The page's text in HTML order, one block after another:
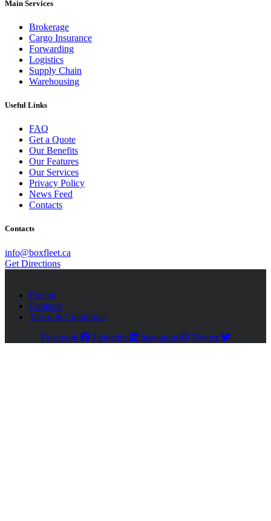
Main Services
Brokerage
Cargo Insurance
Forwarding
Logistics
Supply Chain
Warehousing
Useful Links
FAQ
Get a Quote
Our Benefits
Our Features
Our Services
Privacy Policy
News Feed
Contacts
Contacts
info@boxfleet.ca
Get Directions
Pricing
Contacts
Terms & Conditions
Facebook
Linkedin Instagram Twitter